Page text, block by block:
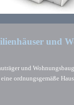
und
und
ordnungsgemäße